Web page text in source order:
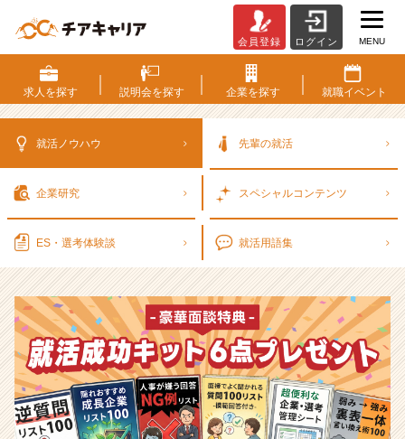
考
対
策・
ウ
ベ
ン
チ
ャ
ー・
成
長
企
会員登録 ログイン MENU
求人を探す 説明会を探す 企業を探す 就職イベント
就活ノウハウ 先輩の就活
企業研究 スペシャルコンテンツ
ES・選考体験談 就活用語集